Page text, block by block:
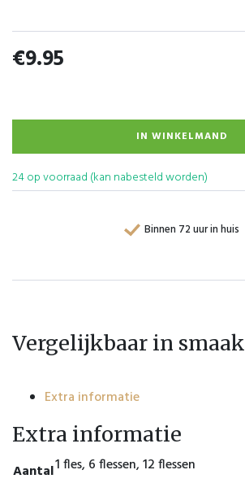
€9.95
24 op voorraad (kan nabesteld worden)
IN WINKELMAND
Binnen 72 uur in huis
Vergelijkbaar in smaak
Extra informatie
Extra informatie
Aantal1 fles, 6 flessen, 12 flessen